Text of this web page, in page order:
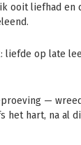
ooit liefhad en
liefde op late
—
het hart, na al